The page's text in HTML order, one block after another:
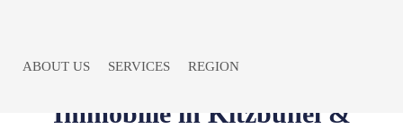
Immobilie in Kitzbühel &
ABOUT US SERVICES REGION